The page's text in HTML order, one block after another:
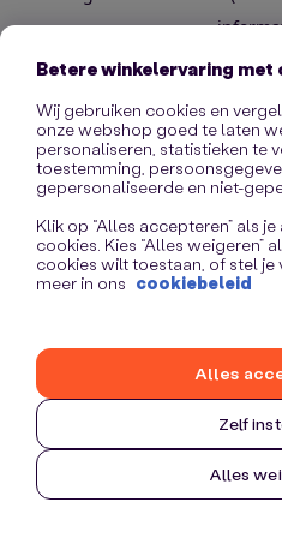
Betere winkelervaring met
Wij gebruiken cookies en
onze webshop goed te laten
personaliseren, statistieken te
toestemming,
gepersonaliseerde en niet-
Klik op “Alles accepteren” als
cookies. Kies “Alles weigeren”
cookies wilt toestaan, of stel je
meer in ons cookiebeleid
Zelf
Alles
Alles